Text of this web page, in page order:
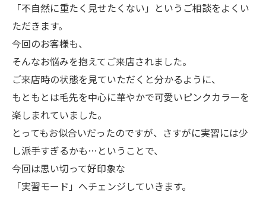
「不自然に重たく見せたくない」というご相談をよくい
ただきます。
今回のお客様も、
そんなお悩みを抱えてご来店されました。
ご来店時の状態を見ていただくと分かるように、
もともとは毛先を中心に華やかで可愛いピンクカラーを
楽しまれていました。
とってもお似合いだったのですが、さすがに実習には少
し派手すぎるかも…ということで、
今回は思い切って好印象な
「実習モード」へチェンジしていきます。